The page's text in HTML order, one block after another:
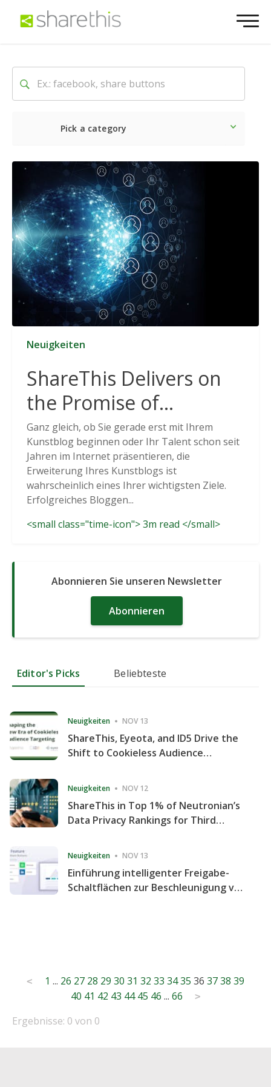
Pick a category
Neueste Sozial
Neuigkeiten
ShareThis Delivers on
the Promise of
Cookieless Data
Solutions
Ganz gleich, ob Sie gerade erst mit Ihrem
Kunstblog beginnen oder Ihr Talent schon seit
Jahren im Internet präsentieren, die
Erweiterung Ihres Kunstblogs ist
wahrscheinlich eines Ihrer wichtigsten Ziele.
Erfolgreiches Bloggen...
<small class="time-icon"> 3m read </small>
Abonnieren Sie unseren Newsletter
Abonnieren
Editor's Picks Beliebteste
Neuigkeiten NOV 13
ShareThis, Eyeota, and ID5 Drive the
Shift to Cookieless Audience
Neuigkeiten NOV 12
ShareThis in Top 1% of Neutronian’s
Data Privacy Rankings for Third
Neuigkeiten NOV 13
Einführung intelligenter Freigabe-
Schaltflächen zur Beschleunigung von
Posts
pagination
< 1 ... 26 27 28 29 30 31 32 33 3435 36 3738 39
40 41 42 43 44 45 46 ... 66 >
Ergebnisse: 0 von 0